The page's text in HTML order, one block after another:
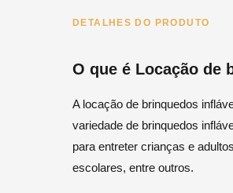
DETALHES DO PRODUTO
O que é Locação de
A locação de brinquedos
variedade de brinquedos
para entreter crianças e
escolares, entre outros.